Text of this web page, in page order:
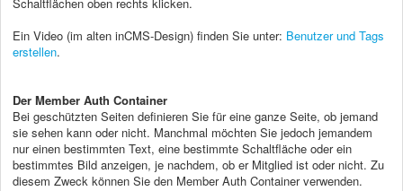
Ein Video (im alten inCMS-Design) finden Sie unter: Benutzer und Tags
erstellen.
Der Member Auth Container
Bei geschützten Seiten definieren Sie für eine ganze Seite, ob jemand
sie sehen kann oder nicht. Manchmal möchten Sie jedoch jemandem
nur einen bestimmten Text, eine bestimmte Schaltfläche oder ein
bestimmtes Bild anzeigen, je nachdem, ob er Mitglied ist oder nicht. Zu
diesem Zweck können Sie den Member Auth Container verwenden.